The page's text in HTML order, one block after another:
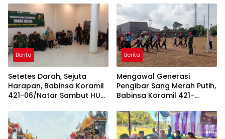
Berita
Setetes Darah, Sejuta
Harapan, Babinsa Koramil
421-06/Natar Sambut HUT
Inten
Berita
Mengawal Generasi
Pengibar Sang Merah Putih,
Babinsa Koramil 421-
Paskibra di Dua
Kecamatan Jelang HUT RI
ke-81